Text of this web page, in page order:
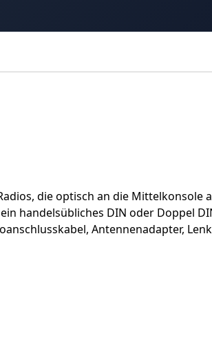
die optisch an die Mittelkonsole
handelsübliches DIN oder Doppel
Antennenadapter,